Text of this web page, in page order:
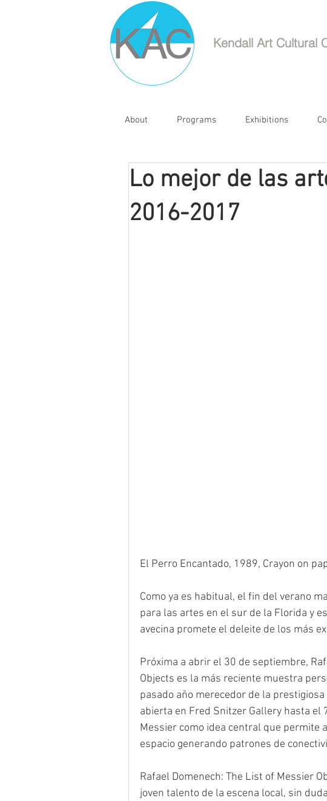
Kendall Art Cultural
About Programs Exhibitions
Lo mejor de las
2016-2017
El Perro Encantado, 1989, Crayon on
Como ya es habitual, el fin del verano
para las artes en el sur de la Florida y
avecina promete el deleite de los más
Próxima a abrir el 30 de septiembre,
Objects es la más reciente muestra
pasado año merecedor de la
abierta en Fred Snitzer Gallery hasta
Messier como idea central que permite
espacio generando patrones de
Rafael Domenech: The List of Messier
joven talento de la escena local, sin